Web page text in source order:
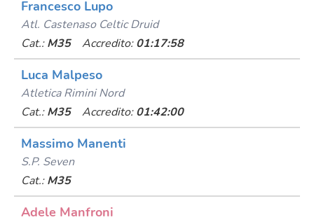
Francesco Lupo
Atl. Castenaso Celtic Druid
Cat.: M35 Accredito: 01:17:58
Luca Malpeso
Atletica Rimini Nord
Cat.: M35 Accredito: 01:42:00
Massimo Manenti
S.p. Seven
Cat.: M35
Adele Manfroni